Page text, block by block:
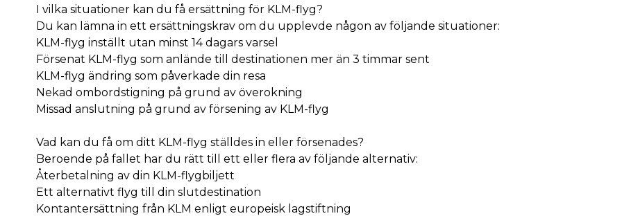
I vilka situationer kan du få ersättning för KLM-flyg?
Du kan lämna in ett ersättningskrav om du upplevde någon av följande situationer:
KLM-flyg inställt utan minst 14 dagars varsel
Försenat KLM-flyg som anlände till destinationen mer än 3 timmar sent
KLM-flyg ändring som påverkade din resa
Nekad ombordstigning på grund av överokning
Missad anslutning på grund av försening av KLM-flyg
Vad kan du få om ditt KLM-flyg ställdes in eller försenades?
Beroende på fallet har du rätt till ett eller flera av följande alternativ:
Återbetalning av din KLM-flygbiljett
Ett alternativt flyg till din slutdestination
Kontantersättning från KLM enligt europeisk lagstiftning